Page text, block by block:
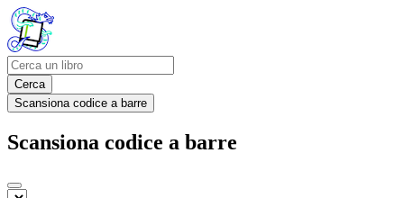
Cerca
Scansiona codice a barre
Scansiona codice a barre